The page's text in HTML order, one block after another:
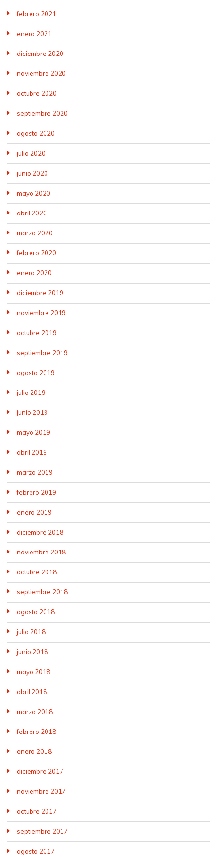
febrero 2021
enero 2021
diciembre 2020
noviembre 2020
octubre 2020
septiembre 2020
agosto 2020
julio 2020
junio 2020
mayo 2020
abril 2020
marzo 2020
febrero 2020
enero 2020
diciembre 2019
noviembre 2019
octubre 2019
septiembre 2019
agosto 2019
julio 2019
junio 2019
mayo 2019
abril 2019
marzo 2019
febrero 2019
enero 2019
diciembre 2018
noviembre 2018
octubre 2018
septiembre 2018
agosto 2018
julio 2018
junio 2018
mayo 2018
abril 2018
marzo 2018
febrero 2018
enero 2018
diciembre 2017
noviembre 2017
octubre 2017
septiembre 2017
agosto 2017